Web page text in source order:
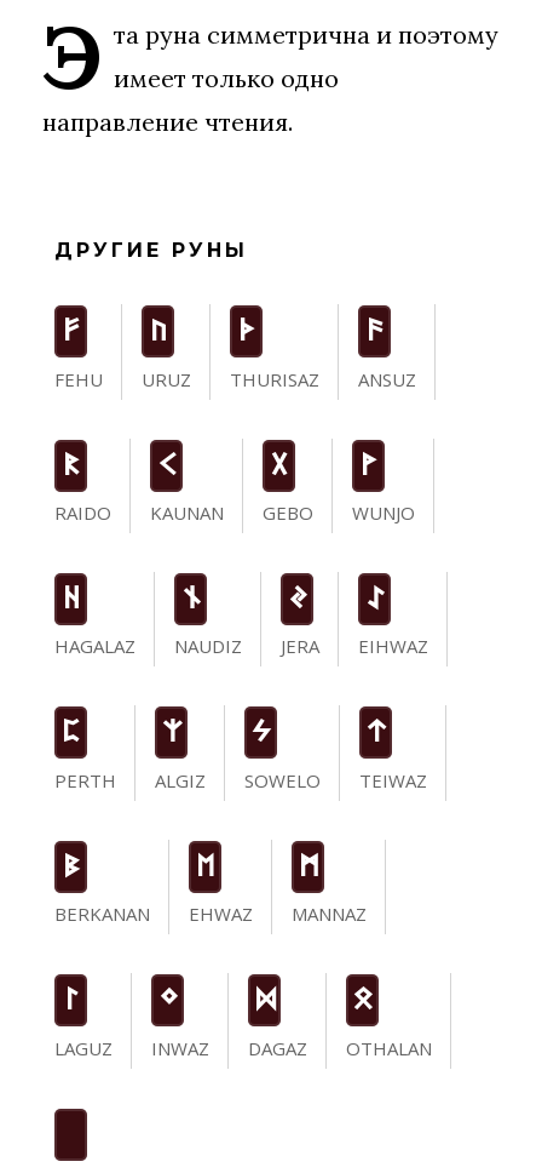
Э та руна симметрична и поэтому
имеет только одно
направление чтения.
ДРУГИЕ РУНЫ
F
FEHU
U
URUZ
T
THURISAZ
a
ANSUZ
R
RAIDO
K
KAUNAN
G
GEBO
W
WUNJO
H
HAGALAZ
n
NAUDIZ
J
JERA
I
EIHWAZ
P
PERTH
Z
ALGIZ
S
SOWELO
t
TEIWAZ
B
BERKANAN
E
EHWAZ
M
MANNAZ
L
LAGUZ
N
INWAZ
D
DAGAZ
O
OTHALAN